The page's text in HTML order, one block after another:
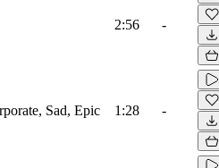
2:56 -
Sad, Epic 1:28 -